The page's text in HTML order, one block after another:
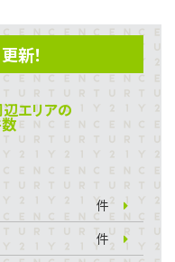
新！
辺エリアの
件
件